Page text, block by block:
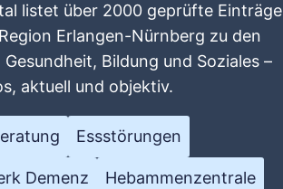
listet über 2000 geprüfte Einträge
Erlangen-Nürnberg zu den
Bildung und Soziales –
aktuell und objektiv.
Essstörungen
Demenz Hebammenzentrale